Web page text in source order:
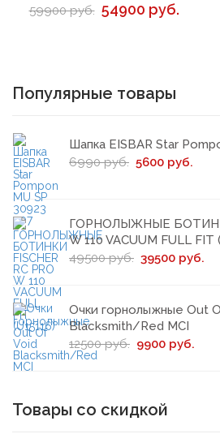
59900 руб. 54900 руб.
Популярные товары
Шапка EISBAR Star
6990 руб. 5600 руб.
ГОРНОЛЫЖНЫЕ БОТИНКИ
W 110 VACUUM FULL FIT
49500 руб. 39500 руб.
Очки горнолыжные Out
Blacksmith/Red MCI
12500 руб. 9900 руб.
Товары со скидкой